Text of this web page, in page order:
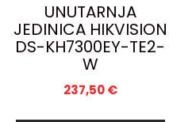
UNUTARNJA
JEDINICA HIKVISION
DS-KH7300EY-TE2-
W
237,50€